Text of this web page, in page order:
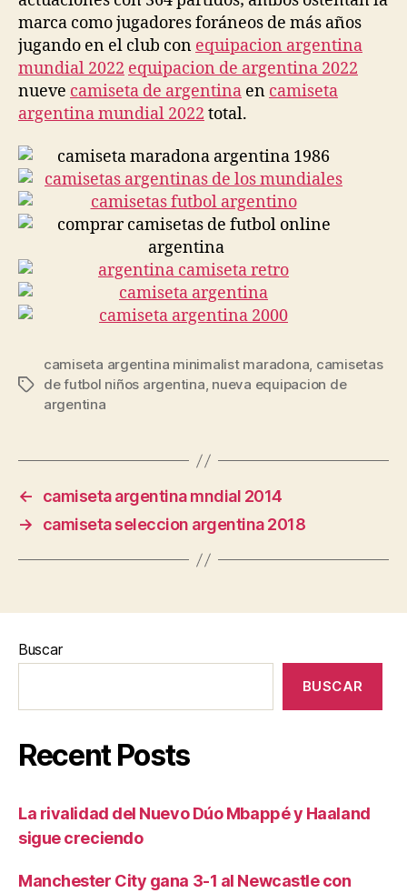
marca como jugadores foráneos de más años
jugando en el club con equipacion argentina
mundial 2022 equipacion de argentina 2022
nueve camiseta de argentina en camiseta
argentina mundial 2022 total.
Etiquetas
camiseta argentina minimalist maradona, camisetas
de futbol niños argentina, nueva equipacion de
argentina
←
camiseta argentina mndial 2014
→
camiseta seleccion argentina 2018
Buscar
BUSCAR
Recent Posts
La rivalidad del Nuevo Dúo Mbappé y Haaland
sigue creciendo
Manchester City gana 3-1 al Newcastle con